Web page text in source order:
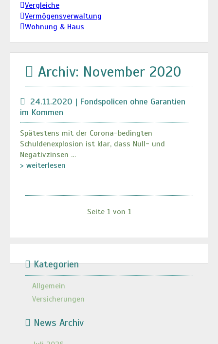
Vergleiche
Vermögensverwaltung
Wohnung & Haus
Archiv: November 2020
24.11.2020 | Fondspolicen ohne Garantien
im Kommen
Spätestens mit der Corona-bedingten
Schuldenexplosion ist klar, dass Null- und
Negativzinsen …
> weiterlesen
Seite 1 von 1
Kategorien
Allgemein
Versicherungen
News Archiv